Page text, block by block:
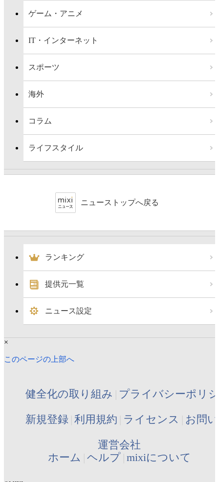
ゲーム・アニメ
IT・インターネット
スポーツ
海外
コラム
ライフスタイル
ニューストップへ戻る
ランキング
提供元一覧
ニュース設定
×
このページの上部へ
健全化の取り組み プライバシーポリ
新規登録 利用規約 ライセンス お問
運営会社
ホーム ヘルプ mixiについて